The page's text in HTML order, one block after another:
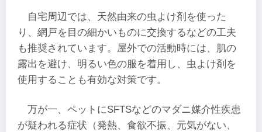
自宅周辺では、天然由来の虫よけ剤を使った
り、網戸を目の細かいものに交換するなどの工夫
も推奨されています。屋外での活動時には、肌の
露出を避け、明るい色の服を着用し、虫よけ剤を
使用することも有効な対策です。
万が一、ペットにSFTSなどのマダニ媒介性疾患
が疑われる症状（発熱、食欲不振、元気がない、